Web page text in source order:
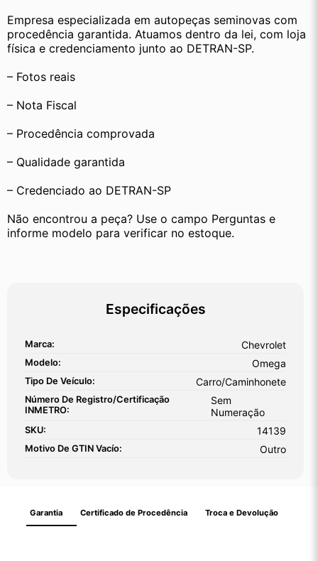
Empresa especializada em autopeças seminovas com
procedência garantida. Atuamos dentro da lei, com loja
física e credenciamento junto ao DETRAN-SP.
– Fotos reais
– Nota Fiscal
– Procedência comprovada
– Qualidade garantida
– Credenciado ao DETRAN-SP
Não encontrou a peça? Use o campo Perguntas e
informe modelo para verificar no estoque.
Especificações
Marca: Chevrolet
Modelo: Omega
Tipo De Veículo: Carro/Caminhonete
Número De Registro/certificação
INMETRO:
Sem
Numeração
SKU: 14139
Motivo De GTIN Vacío: Outro
Garantia Certificado de Procedência Troca e Devolução